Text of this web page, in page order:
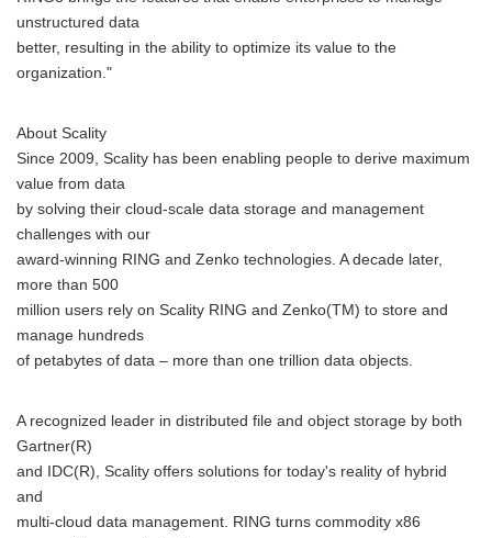
unstructured data
better, resulting in the ability to optimize its value to the
organization."
About Scality
Since 2009, Scality has been enabling people to derive maximum
value from data
by solving their cloud-scale data storage and management
challenges with our
award-winning RING and Zenko technologies. A decade later,
more than 500
million users rely on Scality RING and Zenko(TM) to store and
manage hundreds
of petabytes of data – more than one trillion data objects.
A recognized leader in distributed file and object storage by both
Gartner(R)
and IDC(R), Scality offers solutions for today's reality of hybrid
and
multi-cloud data management. RING turns commodity x86